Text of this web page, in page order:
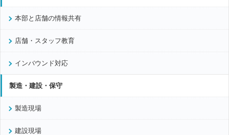
本部と店舗の情報共有
店舗・スタッフ教育
インバウンド対応
製造・建設・保守
製造現場
建設現場